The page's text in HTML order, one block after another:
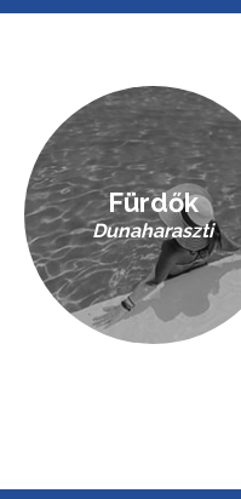
Fürdők
Dunaharaszti